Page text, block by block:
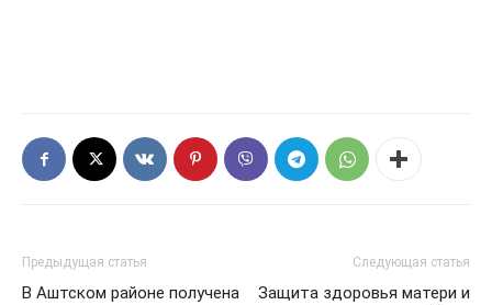
Предыдущая статья
В Аштском районе получена
Следующая статья
Защита здоровья матери и